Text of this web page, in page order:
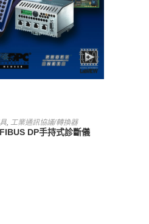
看內容
, 工業通訊協議/轉換器
DP手持式診斷儀